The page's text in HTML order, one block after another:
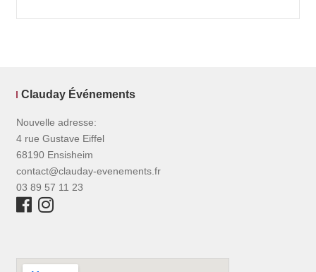
Clauday Événements
Nouvelle adresse:
4 rue Gustave Eiffel
68190 Ensisheim
contact@clauday-evenements.fr
03 89 57 11 23